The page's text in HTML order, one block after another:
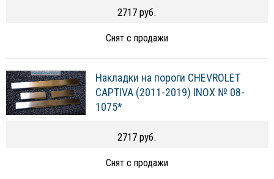
2717 руб.
Снят с продажи
Накладки на пороги CHEVROLET
CAPTIVA (2011-2019) INOX № 08-
1075*
2717 руб.
Снят с продажи